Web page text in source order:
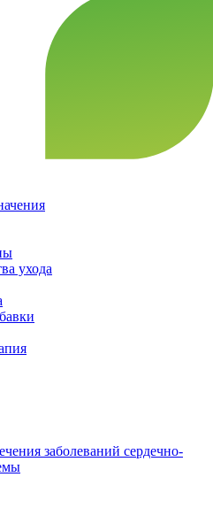
ухода
заболеваний сердечно-